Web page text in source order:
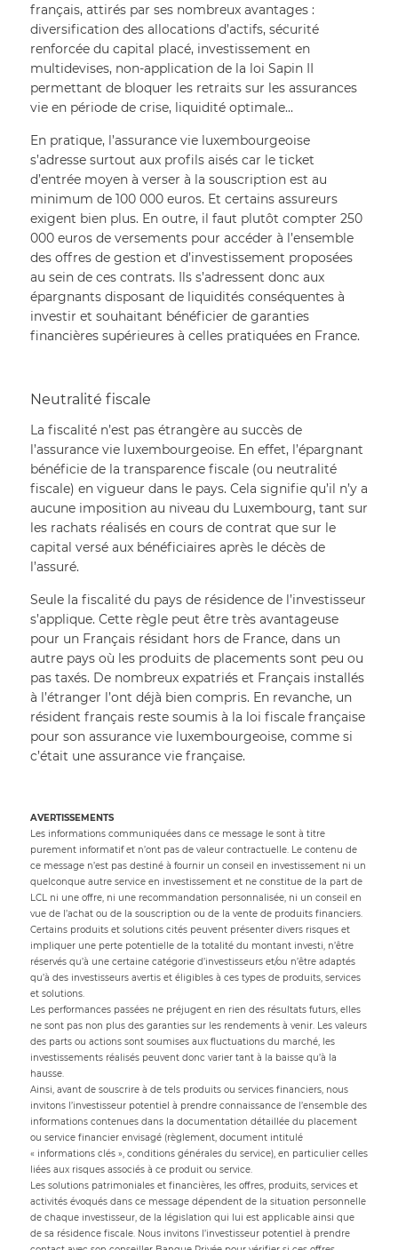
français, attirés par ses nombreux avantages :
diversification des allocations d’actifs, sécurité
renforcée du capital placé, investissement en
multidevises, non-application de la loi Sapin II
permettant de bloquer les retraits sur les assurances
vie en période de crise, liquidité optimale...
En pratique, l’assurance vie luxembourgeoise
s’adresse surtout aux profils aisés car le ticket
d’entrée moyen à verser à la souscription est au
minimum de 100 000 euros. Et certains assureurs
exigent bien plus. En outre, il faut plutôt compter 250
000 euros de versements pour accéder à l’ensemble
des offres de gestion et d’investissement proposées
au sein de ces contrats. Ils s’adressent donc aux
épargnants disposant de liquidités conséquentes à
investir et souhaitant bénéficier de garanties
financières supérieures à celles pratiquées en France.
Neutralité fiscale
La fiscalité n’est pas étrangère au succès de
l’assurance vie luxembourgeoise. En effet, l’épargnant
bénéficie de la transparence fiscale (ou neutralité
fiscale) en vigueur dans le pays. Cela signifie qu’il n’y a
aucune imposition au niveau du Luxembourg, tant sur
les rachats réalisés en cours de contrat que sur le
capital versé aux bénéficiaires après le décès de
l’assuré.
Seule la fiscalité du pays de résidence de l’investisseur
s’applique. Cette règle peut être très avantageuse
pour un Français résidant hors de France, dans un
autre pays où les produits de placements sont peu ou
pas taxés. De nombreux expatriés et Français installés
à l’étranger l’ont déjà bien compris. En revanche, un
résident français reste soumis à la loi fiscale française
pour son assurance vie luxembourgeoise, comme si
c’était une assurance vie française.
AVERTISSEMENTS
Les informations communiquées dans ce message le sont à titre
purement informatif et n’ont pas de valeur contractuelle. Le contenu de
ce message n’est pas destiné à fournir un conseil en investissement ni un
quelconque autre service en investissement et ne constitue de la part de
LCL ni une offre, ni une recommandation personnalisée, ni un conseil en
vue de l’achat ou de la souscription ou de la vente de produits financiers.
Certains produits et solutions cités peuvent présenter divers risques et
impliquer une perte potentielle de la totalité du montant investi, n’être
réservés qu’à une certaine catégorie d’investisseurs et/ou n’être adaptés
qu’à des investisseurs avertis et éligibles à ces types de produits, services
et solutions.
Les performances passées ne préjugent en rien des résultats futurs, elles
ne sont pas non plus des garanties sur les rendements à venir. Les valeurs
des parts ou actions sont soumises aux fluctuations du marché, les
investissements réalisés peuvent donc varier tant à la baisse qu’à la
hausse.
Ainsi, avant de souscrire à de tels produits ou services financiers, nous
invitons l’investisseur potentiel à prendre connaissance de l’ensemble des
informations contenues dans la documentation détaillée du placement
ou service financier envisagé (règlement, document intitulé
« informations clés », conditions générales du service), en particulier celles
liées aux risques associés à ce produit ou service.
Les solutions patrimoniales et financières, les offres, produits, services et
activités évoqués dans ce message dépendent de la situation personnelle
de chaque investisseur, de la législation qui lui est applicable ainsi que
de sa résidence fiscale. Nous invitons l’investisseur potentiel à prendre